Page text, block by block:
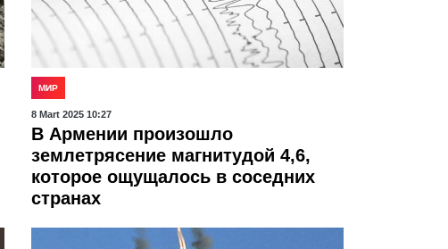
МИР
8 Mart 2025 10:27
В Армении произошло
землетрясение магнитудой 4,6,
которое ощущалось в соседних
странах